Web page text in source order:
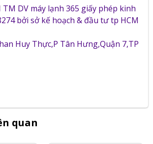
DV máy lạnh 365 giấy phép kinh
bởi sở kế hoạch & đầu tư tp HCM
Huy Thực,P Tân Hưng,Quận 7,TP
quan